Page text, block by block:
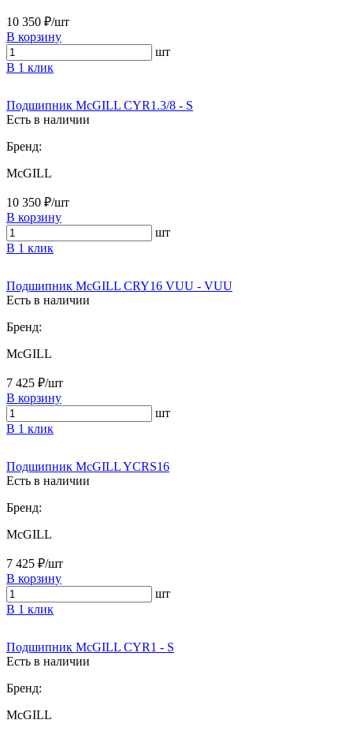
10 350 ₽/шт
В корзину
шт
В 1 клик
Подшипник McGILL CYR1.3/8 - S
Есть в наличии
Бренд:
McGILL
10 350 ₽/шт
В корзину
шт
В 1 клик
Подшипник McGILL CRY16 VUU - VUU
Есть в наличии
Бренд:
McGILL
7 425 ₽/шт
В корзину
шт
В 1 клик
Подшипник McGILL YCRS16
Есть в наличии
Бренд:
McGILL
7 425 ₽/шт
В корзину
шт
В 1 клик
Подшипник McGILL CYR1 - S
Есть в наличии
Бренд:
McGILL